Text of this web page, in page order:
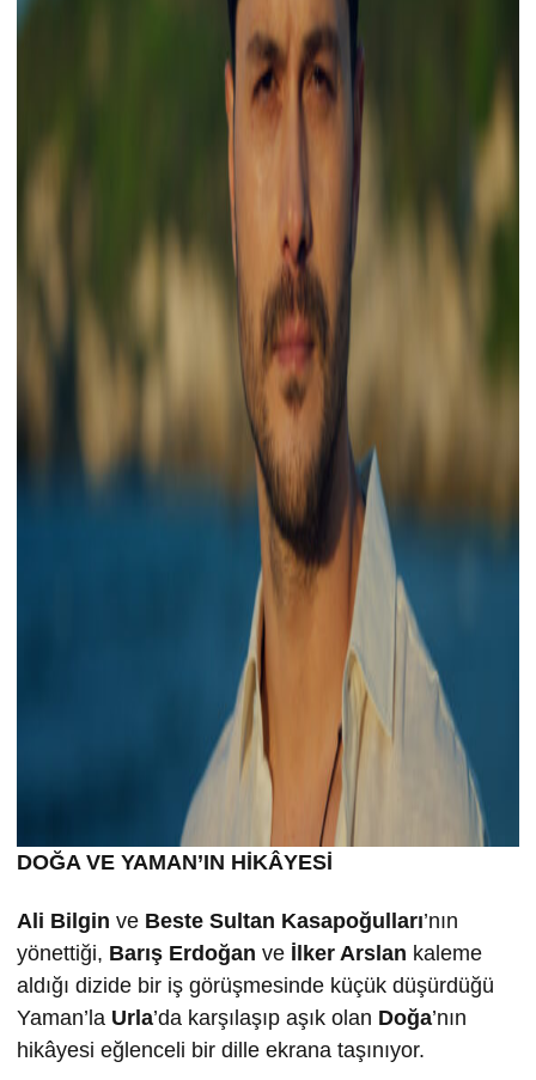
DOĞA VE YAMAN’IN HİKÂYESİ
Ali Bilgin ve Beste Sultan Kasapoğulları’nın
yönettiği, Barış Erdoğan ve İ lker Arslan kaleme
aldığı dizide bir iş görüşmesinde küçük düşürdüğü
Yaman’la Urla’da karşılaşıp aşık olan Doğa’nın
hikâyesi eğlenceli bir dille ekrana taşınıyor.